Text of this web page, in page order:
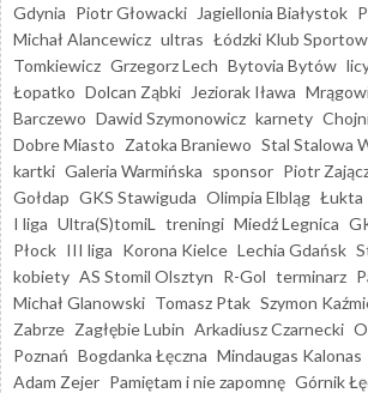
Gdynia Piotr Głowacki Jagiellonia Białystok
Michał Alancewicz ultras Łódzki Klub
Tomkiewicz Grzegorz Lech Bytovia Bytów
Łopatko Dolcan Ząbki Jeziorak Iława
Barczewo Dawid Szymonowicz karnety
Dobre Miasto Zatoka Braniewo Stal Stalowa
kartki Galeria Warmińska sponsor Piotr
Gołdap GKS Stawiguda Olimpia Elbląg Łukta
I liga Ultra(S)tomiL treningi Miedź Legnica
Płock III liga Korona Kielce Lechia Gdańsk
kobiety AS Stomil Olsztyn R-Gol terminarz
Michał Glanowski Tomasz Ptak Szymon
Zabrze Zagłębie Lubin Arkadiusz Czarnecki
Poznań Bogdanka Łęczna Mindaugas Kalonas
Adam Zejer Pamiętam i nie zapomnę Górnik